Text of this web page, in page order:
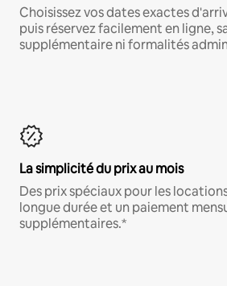
Choisissez vos dates exactes
puis réservez facilement en ligne,
supplémentaire ni formalités
La simplicité du prix au mois
Des prix spéciaux pour les
longue durée et un paiement
supplémentaires.*